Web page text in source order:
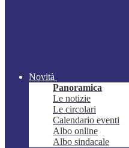
Novità
Panoramica
Le notizie
Le circolari
Calendario eventi
Albo online
Albo sindacale